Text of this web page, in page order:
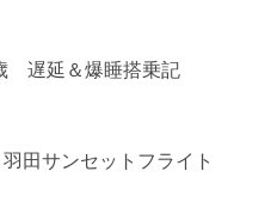
遅延＆爆睡搭乗記
田サンセットフライト